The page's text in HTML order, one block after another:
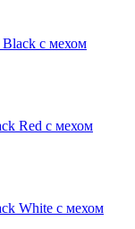
с мехом
Red с мехом
White с мехом